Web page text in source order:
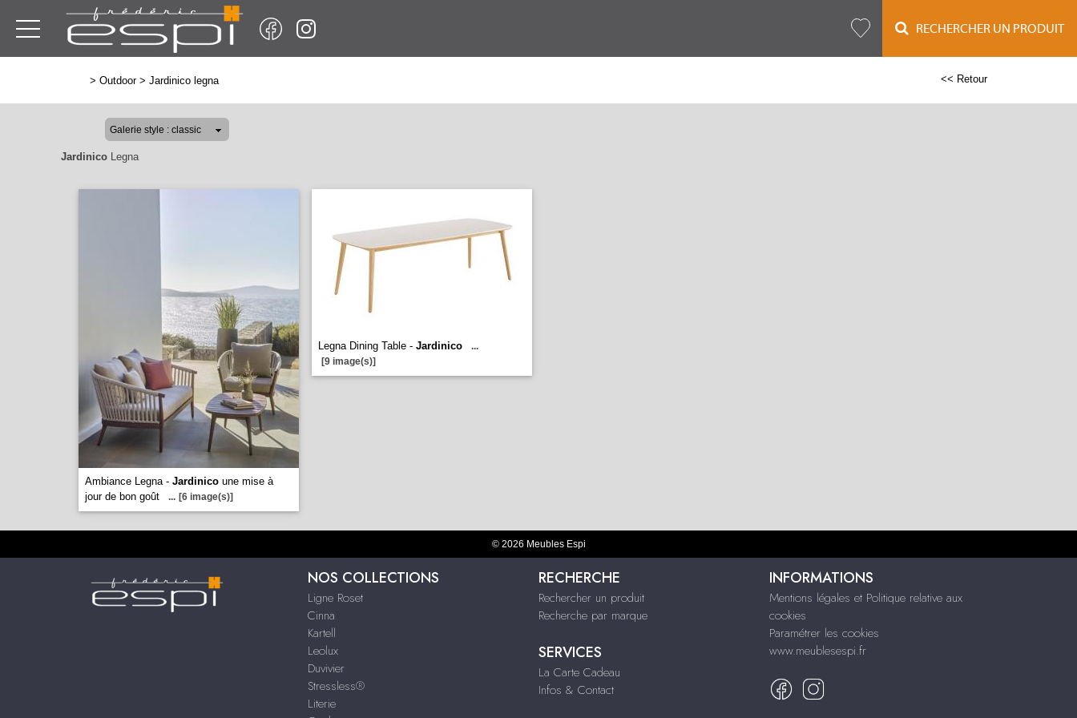
RECHERCHER UN PRODUIT
> Outdoor> Jardinico legna << Retour
Jardinico Legna
Ambiance Legna - Jardinico une mise à
jour de bon goût
... [6 image(s)]
Legna Dining Table - Jardinico
...
[9 image(s)]
© 2026 Meubles Espi
NOS COLLECTIONS
Ligne Roset
Cinna
Kartell
Leolux
Duvivier
Stressless®
Literie
RECHERCHE
Rechercher un produit
Recherche par marque
SERVICES
La Carte Cadeau
Infos & Contact
INFORMATIONS
Mentions légales et Politique relative aux
cookies
Paramétrer les cookies
www.meublesespi.fr